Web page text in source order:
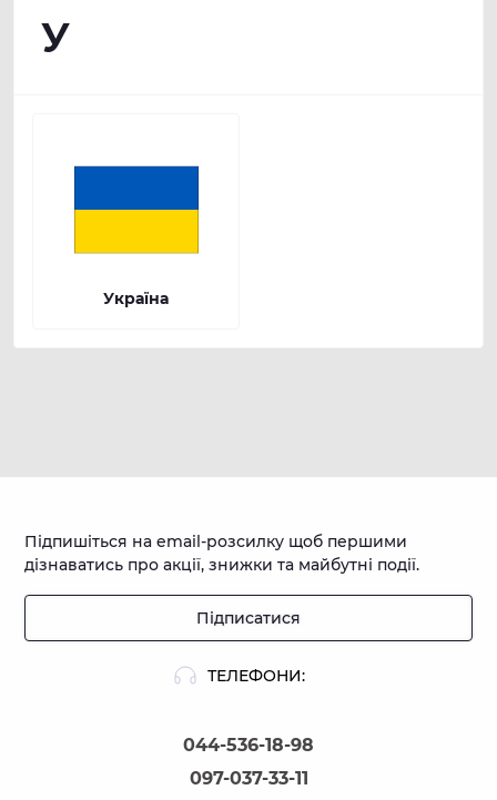
У
Україна
ТЕЛЕФОНИ:
044-536-18-98
097-037-33-11
Підпишіться на email-розсилку щоб першими
дізнаватись про акції, знижки та майбутні події.
Підписатися